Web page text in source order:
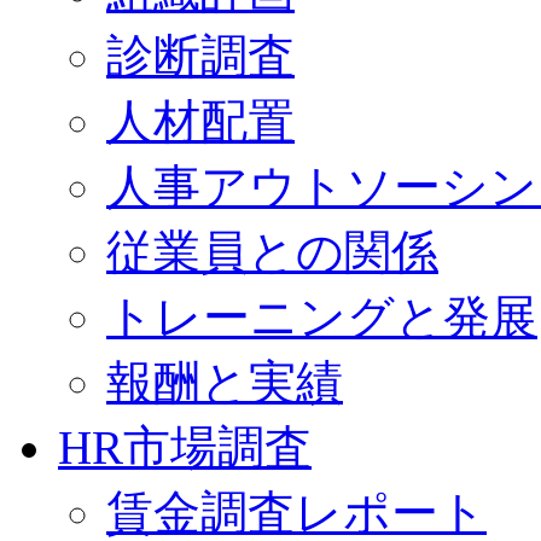
診断調査
人材配置
人事アウトソーシ
従業員との関係
トレーニングと発展
報酬と実績
HR市場調査
賃金調査レポート